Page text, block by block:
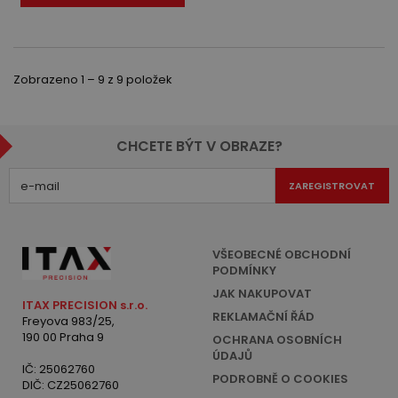
Zobrazeno 1 – 9 z 9 položek
CHCETE BÝT V OBRAZE?
ZAREGISTROVAT
ITAX PRECISION s.r.o.
Freyova 983/25,
190 00 Praha 9
IČ: 25062760
DIČ: CZ25062760
VŠEOBECNÉ OBCHODNÍ
PODMÍNKY
JAK NAKUPOVAT
REKLAMAČNÍ ŘÁD
OCHRANA OSOBNÍCH
ÚDAJŮ
PODROBNĚ O COOKIES